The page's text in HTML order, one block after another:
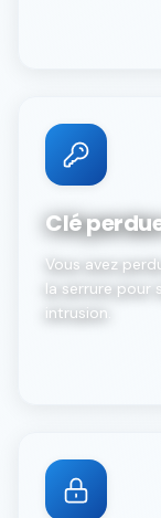
Clé
Vous avez
la serrure
intrusion.